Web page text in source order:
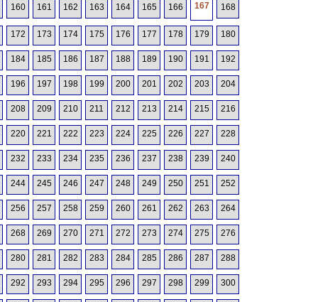
160 161 162 163 164 165 166 167 168
172 173 174 175 176 177 178 179 180
184 185 186 187 188 189 190 191 192
196 197 198 199 200 201 202 203 204
208 209 210 211 212 213 214 215 216
220 221 222 223 224 225 226 227 228
232 233 234 235 236 237 238 239 240
244 245 246 247 248 249 250 251 252
256 257 258 259 260 261 262 263 264
268 269 270 271 272 273 274 275 276
280 281 282 283 284 285 286 287 288
292 293 294 295 296 297 298 299 300